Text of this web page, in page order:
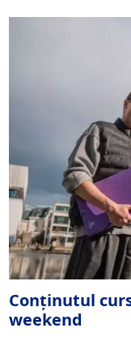
Conținutul
weekend